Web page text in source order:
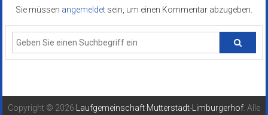
Sie müssen angemeldet sein, um einen Kommentar abzugeben.
Copyright © 2026 Laufgemeinschaft Mutterstadt-Limburgerhof . Alle